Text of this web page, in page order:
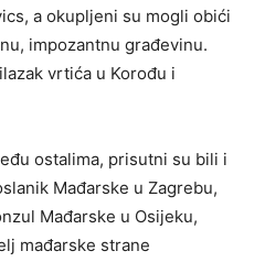
a okupljeni su mogli obići
impozantnu građevinu.
vrtića u Korođu i
ostalima, prisutni su bili i
Mađarske u Zagrebu,
Mađarske u Osijeku,
mađarske strane